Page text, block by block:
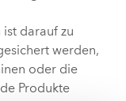
ist darauf zu
werden,
oder die
Produkte